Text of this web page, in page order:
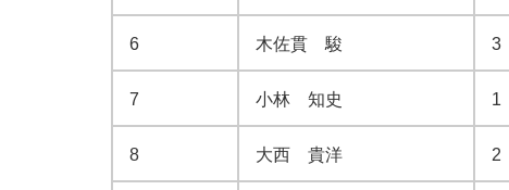
6 木佐貫 駿 3
7 小林 知史 1
8 大西 貴洋 2